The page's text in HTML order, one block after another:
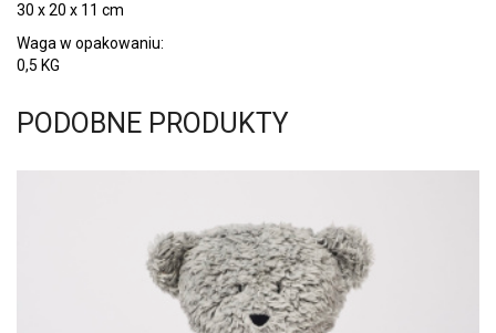
30 x 20 x 11 cm
Waga w opakowaniu:
0,5 KG
PODOBNE PRODUKTY